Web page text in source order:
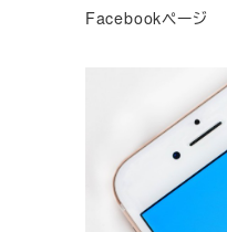
Facebookページ